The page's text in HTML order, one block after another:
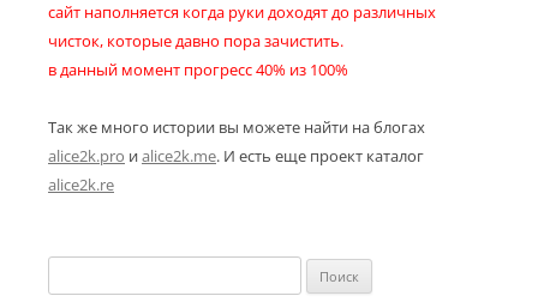
сайт наполняется когда руки доходят до различных
чисток, которые давно пора зачистить.
в данный момент прогресс 40% из 100%
Так же много истории вы можете найти на блогах
alice2k.pro иalice2k.me. И есть еще проект каталог
alice2k.re